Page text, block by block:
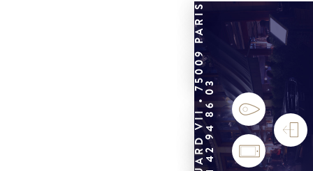
01 42 94 86 03